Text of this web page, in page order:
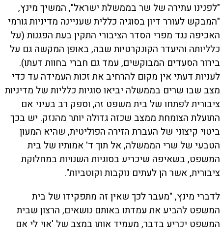
"לפנינו עתירה של שר בממשלת ישראל", המשיך מינץ,
"המבקש לעורר דיון בסוגיה כללית שעניינה מדיניות גורמי
האכיפה נגד מפרי הסדר הציבורי התקין בעת הפגנות (על
כלליותה והיעדר הקונקרטיות שבה, באופן המקשה גם על
בירור הסעדים המבוקשים, עמד גם חברי בחוות דעתו).
לעניות דעתי אין מקום להרחיב את זכות העמידה עד כדי
מצב שבו שרים בממשלה יביאו סוגיות כלליות של מדיניות
ציבורית לפתחו של בית משפט זה, וספק רב בעיני אם
התועלת הצומחת ממצב שכזה גדולה יותר מהנזק. יש בכך
ביטוי קיצוני של העברת הזירה הפוליטית, שהיא המעון
הטבעי של שרי הממשלה, אל תוך ד' אמותיו של בית
המשפט, בשאיפה שיכריע בסוגיות השנויות במחלוקת
ציבורית, אשר הן לעתים נוקבות וקוטביות".
לדברי מינץ, "מעבר לכך שאין זה מתפקידו של בית
המשפט להביע את עמדתו באותם נושאים, הרצון שבית
המשפט יכריע בדבר, מעמיד אותו במצב של 'אוי לי אם